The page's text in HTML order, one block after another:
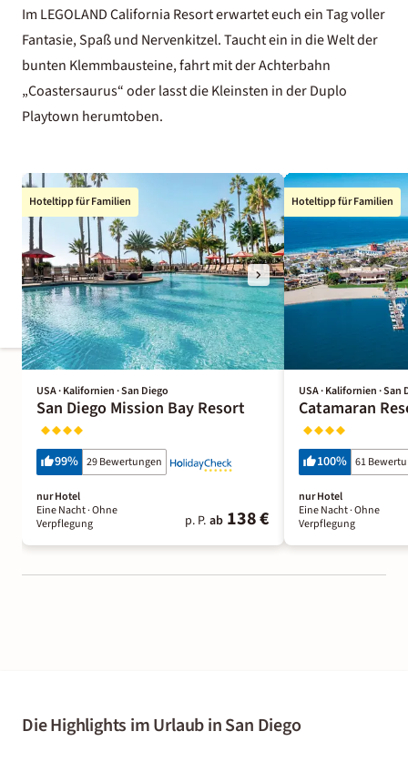
Im LEGOLAND California Resort erwartet euch ein Tag voller
Fantasie, Spaß und Nervenkitzel. Taucht ein in die Welt der
bunten Klemmbausteine, fahrt mit der Achterbahn
„Coastersaurus“ oder lasst die Kleinsten in der Duplo
Playtown herumtoben.
Hoteltipp für Familien
USA · Kalifornien · San Diego
San Diego Mission Bay Resort
99% 29 Bewertungen
nur Hotel
Eine Nacht· Ohne
Verpflegung
p. P. ab 138 €
Hoteltipp für Familien
USA · Kalifornien · San
Catamaran
100% 61
nur Hotel
Eine Nacht· Ohne
Verpflegung
Die Highlights im Urlaub in San Diego